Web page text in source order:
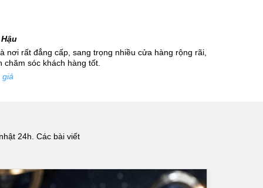
nơi rất đẳng cấp, sang trọng nhiều cửa hàng rộng rãi,
chăm sóc khách hàng tốt.
giá
24h. Các bài viết